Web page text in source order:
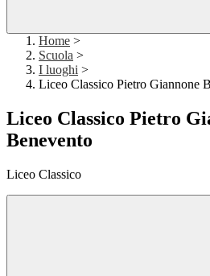
Home >
Scuola >
I luoghi >
Liceo Classico Pietro Giannone
Liceo Classico Pietro
Benevento
Liceo Classico